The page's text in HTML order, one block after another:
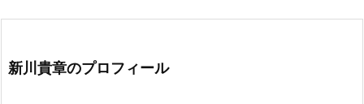
新川貴章のプロフィール